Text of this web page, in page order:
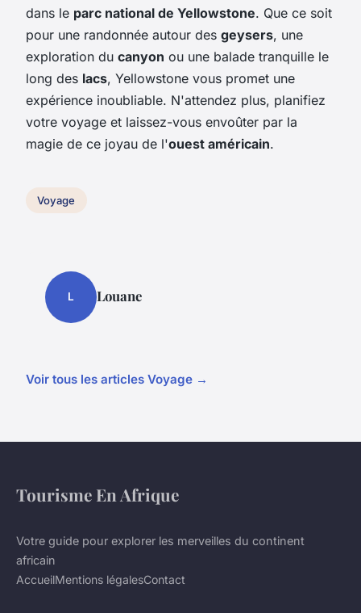
dans le parc national de Yellowstone. Que ce soit
pour une randonnée autour des geysers, une
exploration du canyon ou une balade tranquille le
long des lacs, Yellowstone vous promet une
expérience inoubliable. N'attendez plus, planifiez
votre voyage et laissez-vous envoûter par la
magie de ce joyau de l'ouest américain.
Voyage
L Louane
Voir tous les articles Voyage →
Tourisme En Afrique
Votre guide pour explorer les merveilles du continent
africain
AccueilMentions légalesContact